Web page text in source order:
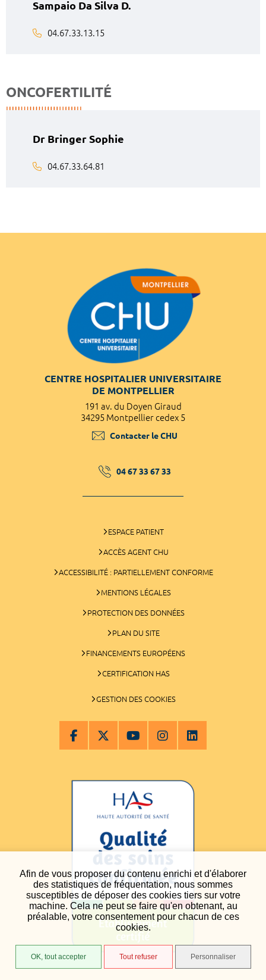
Afin de vous proposer du contenu enrichi et d'élaborer
des statistiques de fréquentation, nous sommes
susceptibles de déposer des cookies tiers sur votre
machine. Cela ne peut se faire qu'en obtenant, au
préalable, votre consentement pour chacun de ces
cookies.
OK, tout accepter Tout refuser Personnaliser
Sampaio Da Silva D.
04.67.33.13.15
ONCOFERTILITÉ
Dr Bringer Sophie
04.67.33.64.81
CENTRE HOSPITALIER UNIVERSITAIRE
DE MONTPELLIER
191 av. du Doyen Giraud
34295 Montpellier cedex 5
Contacter le CHU
04 67 33 67 33
ESPACE PATIENT
ACCÈS AGENT CHU
ACCESSIBILITÉ : PARTIELLEMENT CONFORME
MENTIONS LÉGALES
PROTECTION DES DONNÉES
PLAN DU SITE
FINANCEMENTS EUROPÉENS
CERTIFICATION HAS
GESTION DES COOKIES